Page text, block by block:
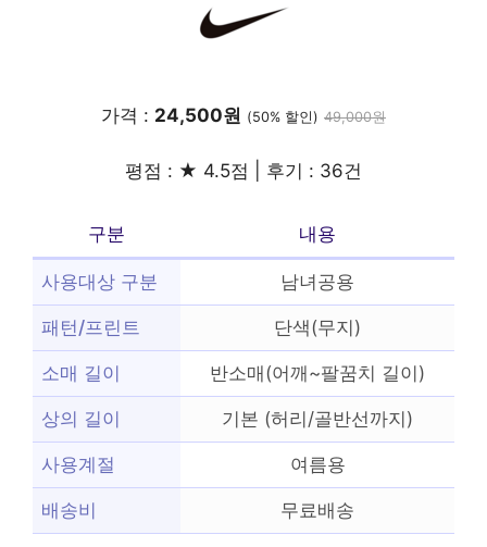
가격 : 24,500원 (50% 할인) 49,000원
평점 : ★ 4.5점 | 후기 : 36건
구분 내용
사용대상 구분 남녀공용
패턴/프린트 단색(무지)
소매 길이 반소매(어깨~팔꿈치 길이)
상의 길이 기본 (허리/골반선까지)
사용계절 여름용
배송비 무료배송